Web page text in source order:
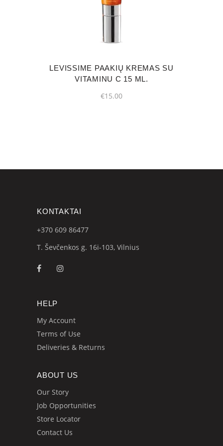
LEVISSIME PAAKIŲ KREMAS SU
VITAMINU C 15 ML.
€15.00
KONTAKTAI
+370 609 86477
T. Ševčenkos g. 16i-103, Vilnius
HELP
My Account
Terms of Use
Deliveries & Returns
ABOUT US
Our Story
Job Opportunities
Store Locator
Contact Us